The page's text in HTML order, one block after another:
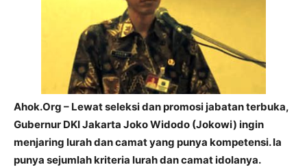
Ahok.Org – Lewat seleksi dan promosi jabatan terbuka,
Gubernur DKI Jakarta Joko Widodo (Jokowi) ingin
menjaring lurah dan camat yang punya kompetensi. Ia
punya sejumlah kriteria lurah dan camat idolanya.